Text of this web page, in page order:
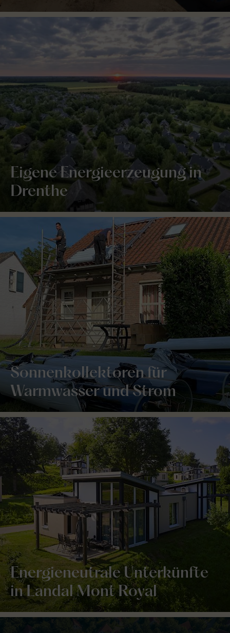
Eigene Energieerzeugung in
Drenthe
Sonnenkollektoren für
Warmwasser und Strom
Energieneutrale Unterkünfte
in Landal Mont Royal